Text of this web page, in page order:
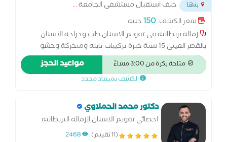
بنها خلف استقبال مستشفى الجامعة...
سعر الكشف:150جنيه
زمالة بريطانيه فى تقويم الاسنان طب وجراحة الاسنان
بالقصر العينى 15 سنة خبرة تركيبات ثابته ومتحركة وحشو
تجميلى وحشو العصب وتركيبات الزيركينيوم وزراعة الأسنان
وجلسات فلوريد للاطفال وتبييض ليزر والتدخل المبكر لعلاج
تقدم وتأخر الفكين بالتقويم
متاحة بكرة من 3:00 مساءً مواعيد الحجز
الكشف بميعاد محدد
دكتور محمد الحملاوي
اخصائي تقويم الاسنان الزماله البريطانيه
لتقويم الاسنان
(11 تقييم) 2468